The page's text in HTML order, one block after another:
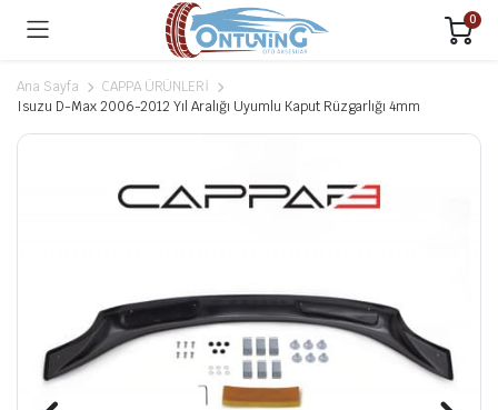
0
Ana Sayfa
CAPPA ÜRÜNLERİ
Isuzu D-Max 2006-2012 Yıl Aralığı Uyumlu Kaput Rüzgarlığı 4mm